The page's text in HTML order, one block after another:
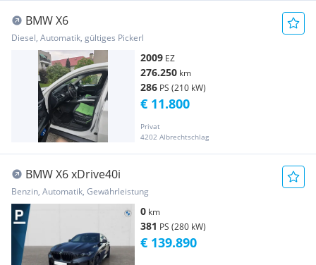
BMW X6
Diesel, Automatik, gültiges Pickerl
2009 EZ
276.250 km
286 PS (210 kW)
Privat
4202 Albrechtschlag
€ 11.800
BMW X6 xDrive40i
Benzin, Automatik, Gewährleistung
0 km
381 PS (280 kW)
€ 139.890